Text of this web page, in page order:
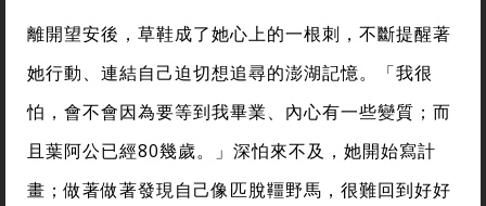
離開望安後，草鞋成了她心上的一根刺，不斷提醒著
她行動、連結自己迫切想追尋的澎湖記憶。「我很
怕，會不會因為要等到我畢業、內心有一些變質；而
且葉阿公已經80幾歲。」深怕來不及，她開始寫計
畫；做著做著發現自己像匹脫韁野馬，很難回到好好